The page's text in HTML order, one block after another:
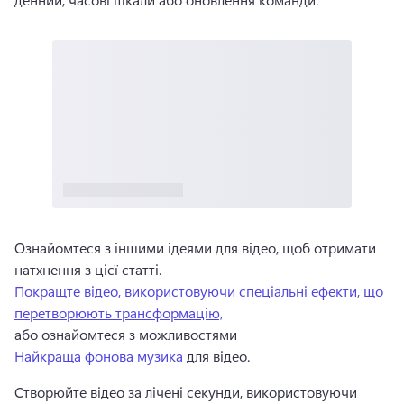
Ознайомтеся з іншими ідеями для відео, щоб отримати
натхнення з цієї статті.
Покращте відео, використовуючи спеціальні ефекти, що
перетворюють трансформацію,
або ознайомтеся з можливостями
Найкраща фонова музика для відео.
Створюйте відео за лічені секунди, використовуючи